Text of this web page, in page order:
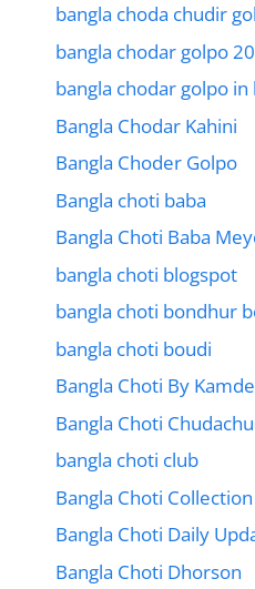
bangla choda chudir
bangla chodar golpo
bangla chodar golpo
Bangla Chodar Kahini
Bangla Choder Golpo
Bangla choti baba
Bangla Choti Baba
bangla choti blogspot
bangla choti bondhur
bangla choti boudi
Bangla Choti By
Bangla Choti
bangla choti club
Bangla Choti Collection
Bangla Choti Daily
Bangla Choti Dhorson